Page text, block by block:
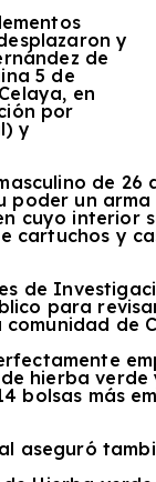
y
de
5 de
en
por
y
de
poder un
cuyo interior
cartuchos y
de
para
de
hierba
bolsas más
aseguró